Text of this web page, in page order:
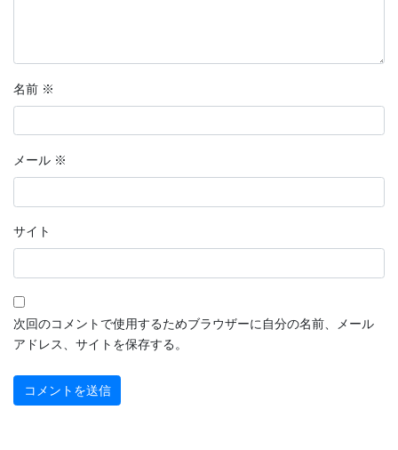
名前 ※
メール ※
サイト
次回のコメントで使用するためブラウザーに自分の名前、メール
アドレス、サイトを保存する。
2022年8月
2022年6月
2022年4月
2022年3月
2022年1月
2021年12月